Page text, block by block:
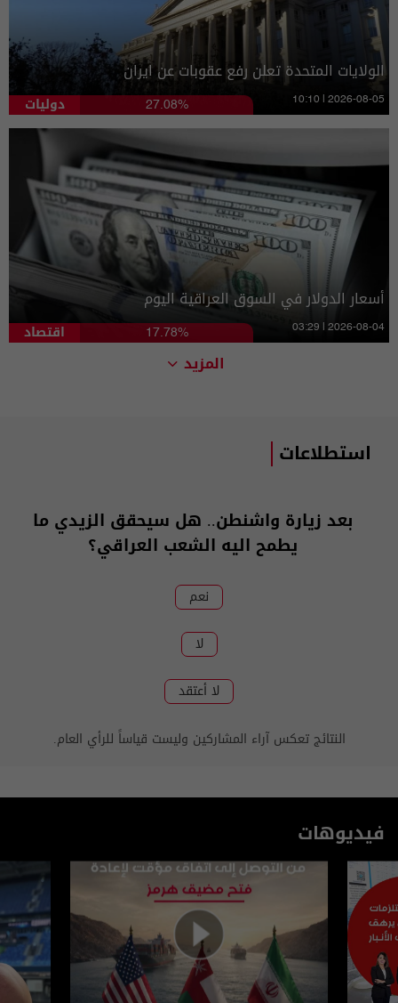
الولايات المتحدة تعلن رفع عقوبات عن ايران
دوليات 27.08% 10:10 | 2026-08-05
أسعار الدولار في السوق العراقية اليوم
اقتصاد 17.78% 03:29 | 2026-08-04
المزيد
استطلاعات
بعد زيارة واشنطن.. هل سيحقق الزيدي ما
يطمح اليه الشعب العراقي؟
نعم
لا
لا أعتقد
النتائج تعكس آراء المشاركين وليست قياساً للرأي العام.
فيديوهات